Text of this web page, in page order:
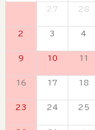
27 28
2 3 4
9 10 11
16 17 18
23 24 25